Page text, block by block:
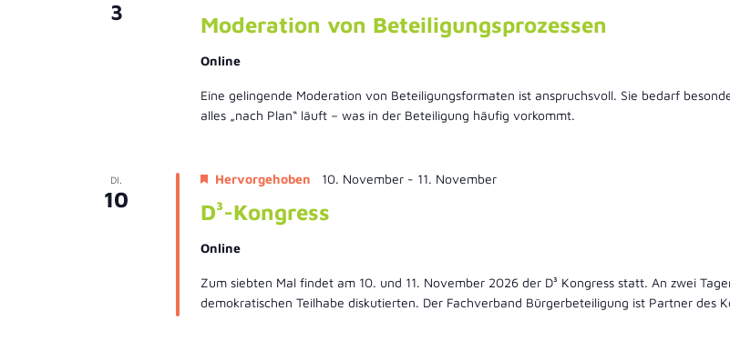
3 Moderation von Beteiligungsprozessen
Online
Eine gelingende Moderation von Beteiligungsformaten ist anspruchsvoll. Sie bedarf
alles „nach Plan“ läuft – was in der Beteiligung häufig vorkommt.
DI.
10 D³-Kongress
Hervorgehoben 10. November- 11. November
Online
Zum siebten Mal findet am 10. und 11. November 2026 der D³ Kongress statt. An zwei
demokratischen Teilhabe diskutierten. Der Fachverband Bürgerbeteiligung ist Partner des